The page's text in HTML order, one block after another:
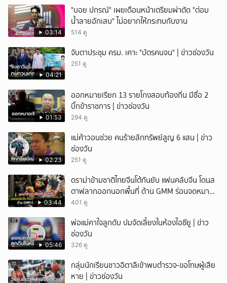
03:14
"บอย ปกรณ์" เผยเดือนหน้าเตรียมผ่าตัด "ต่อม
น้ำลายอักเสบ" ไม่อยากให้กระทบกับงาน
514 ดู
04:21
จับตาประชุม ครม. เคาะ "บัตรคนจน" | ข่าวช่องวัน
251 ดู
01:53
ออกหมายเรียก 13 รายโกงสอบท้องถิ่น มีชื่อ 2
บิ๊กข้าราชการ | ข่าวช่องวัน
294 ดู
02:23
แม่ค้าวอนช่วย คนร้ายลักทรัพย์สูญ 6 แสน | ข่าว
ช่องวัน
251 ดู
03:44
ดราม่าข้ามชาติไทยจีนโต้กันยับ แฟนคลับจีน โดนส
ตาฟลากออกนอกพื้นที่ ด้าน GMM ร่อนจดหมาย
แถลง
401 ดู
05:46
พ่อแม่คาใจลูกดับ ปมจัดเลี้ยงในห้องไอซียู | ข่าว
ช่องวัน
326 ดู
กลุ่มนักเรียนชาวอิตาลีเข้าพบตำรวจ-ขอโทษผู้เสีย
หาย | ข่าวช่องวัน